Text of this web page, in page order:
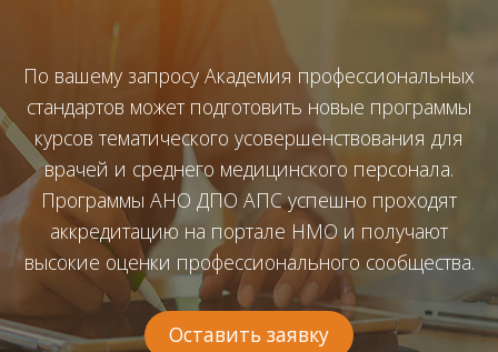
По вашему запросу Академия профессиональных
стандартов может подготовить новые программы
курсов тематического усовершенствования для
врачей и среднего медицинского персонала.
Программы АНО ДПО АПС успешно проходят
аккредитацию на портале НМО и получают
высокие оценки профессионального сообщества.
Оставить заявку